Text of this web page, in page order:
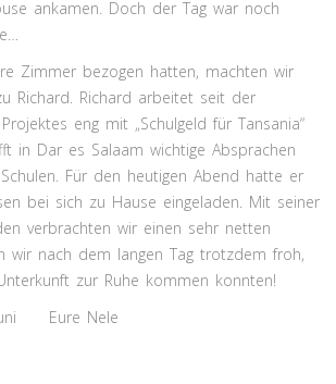
ankamen. Doch der Tag war noch
Zimmer bezogen hatten, machten wir
Richard. Richard arbeitet seit der
eng mit „Schulgeld für Tansania“
in Dar es Salaam wichtige Absprachen
Für den heutigen Abend hatte er
bei sich zu Hause eingeladen. Mit seiner
verbrachten wir einen sehr netten
wir nach dem langen Tag trotzdem froh,
zur Ruhe kommen konnten!
Eure Nele